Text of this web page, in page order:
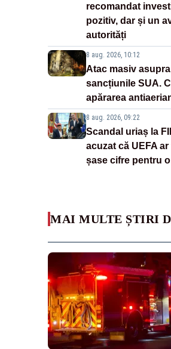
recomandat
pozitiv, dar și un
autorități
8 aug. 2026, 10:12
Atac masiv
sancțiunile SUA.
apărarea
8 aug. 2026, 09:22
Scandal uriaș la
acuzat că UEFA
șase cifre pentru
MAI MULTE ȘTIRI